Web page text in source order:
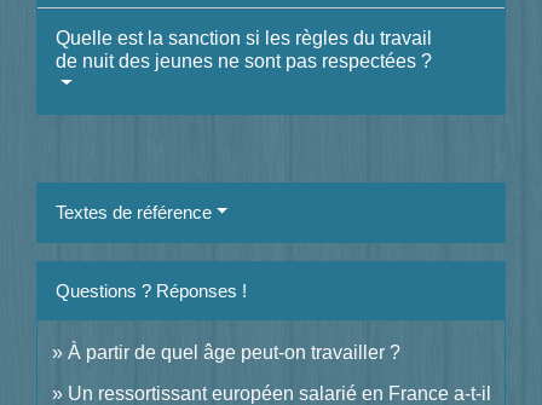
Quelle est la sanction si les règles du travail
de nuit des jeunes ne sont pas respectées ?
Textes de référence
Questions ? Réponses !
À partir de quel âge peut-on travailler ?
Un ressortissant européen salarié en France a-t-il